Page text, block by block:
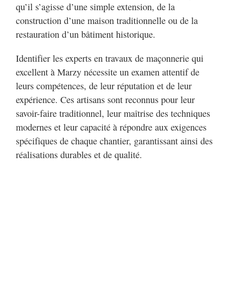
qu’il s’agisse d’une simple extension, de la
construction d’une maison traditionnelle ou de la
restauration d’un bâtiment historique.
Identifier les experts en travaux de maçonnerie qui
excellent à Marzy nécessite un examen attentif de
leurs compétences, de leur réputation et de leur
expérience. Ces artisans sont reconnus pour leur
savoir-faire traditionnel, leur maîtrise des techniques
modernes et leur capacité à répondre aux exigences
spécifiques de chaque chantier, garantissant ainsi des
réalisations durables et de qualité.